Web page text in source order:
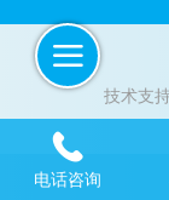
技术支
电话咨询